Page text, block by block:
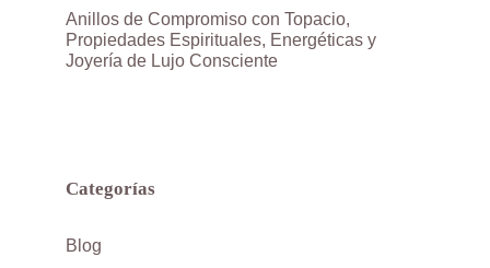
Anillos de Compromiso con Topacio,
Propiedades Espirituales, Energéticas y
Joyería de Lujo Consciente
Categorías
Blog